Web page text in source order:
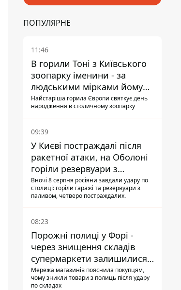
ПОПУЛЯРНЕ
11:46
В горили Тоні з Київського
зоопарку іменини - за
людськими мірками йому
вже понад 90 років
Найстаріша горила Європи святкує день
народження в столичному зоопарку
09:39
У Києві постраждалі після
ракетної атаки, на Оболоні
горіли резервуари з
паливом
Вночі 8 серпня росіяни завдали удару по
столиці: горіли гаражі та резервуари з
паливом, четверо постраждалих.
08:23
Порожні полиці у Форі -
через знищення складів
супермаркети залишилися
без асортименту
Мережа магазинів пояснила покупцям,
чому зникли товари з полиць після удару
по складах